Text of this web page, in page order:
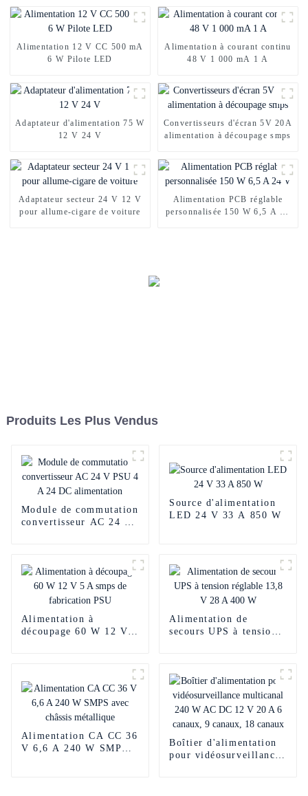
Alimentation 12 V CC 500 mA
6 W Pilote LED
Alimentation à courant continu
48 V 1 000 mA 1 A
Adaptateur d'alimentation 75 W
12 V 24 V
Convertisseurs d'écran 5V 20A
alimentation à découpage smps
Adaptateur secteur 24 V 12 V
pour allume-cigare de voiture
Alimentation PCB réglable
personnalisée 150 W 6,5 A 24
Produits Les Plus Vendus
Module de commutation
convertisseur AC 24 V
Source d'alimentation
LED 24 V 33 A 850 W
Alimentation à
découpage 60 W 12 V 5
Alimentation de
secours UPS à tension
Alimentation CA CC 36
V 6,6 A 240 W SMPS
Boîtier d'alimentation
pour vidéosurveillance